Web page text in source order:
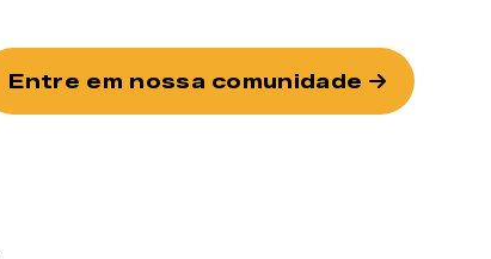
Entre em nossa comunidade